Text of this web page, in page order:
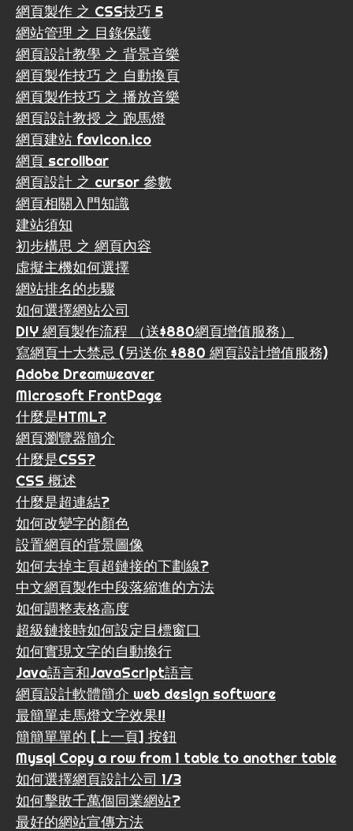
網頁製作 之 CSS技巧 5
網站管理 之 目錄保護
網頁設計教學 之 背景音樂
網頁製作技巧 之 自動換頁
網頁製作技巧 之 播放音樂
網頁設計教授 之 跑馬燈
網頁建站 favicon.ico
網頁 scrollbar
網頁設計 之 cursor 參數
網頁相關入門知識
建站須知
初步構思 之 網頁內容
虛擬主機如何選擇
網站排名的步驟
如何選擇網站公司
DIY 網頁製作流程 （送$880網頁增值服務）
寫網頁十大禁忌 (另送你 $880 網頁設計增值服務)
Adobe Dreamweaver
Microsoft FrontPage
什麼是HTML?
網頁瀏覽器簡介
什麼是CSS?
CSS 概述
什麼是超連結?
如何改變字的顏色
設置網頁的背景圖像
如何去掉主頁超鏈接的下劃線?
中文網頁製作中段落縮進的方法
如何調整表格高度
超級鏈接時如何設定目標窗口
如何實現文字的自動換行
Java語言和JavaScript語言
網頁設計軟體簡介 web design software
最簡單走馬燈文字效果!!
簡簡單單的 [上一頁] 按鈕
Mysql Copy a row from 1 table to another table
如何選擇網頁設計公司 1/3
如何擊敗千萬個同業網站?
最好的網站宣傳方法